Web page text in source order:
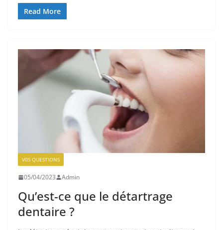
Read More
V0S QUESTIONS
05/04/2023 Admin
Qu’est-ce que le détartrage
dentaire ?